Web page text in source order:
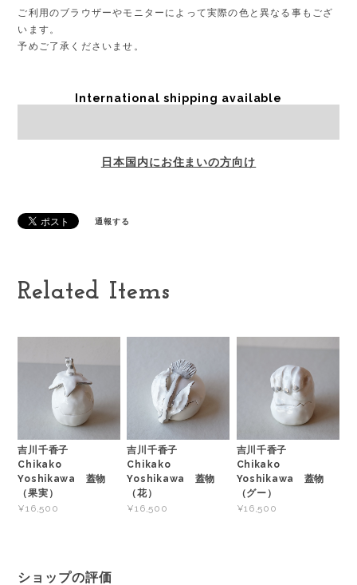
ご利用のブラウザーやモニターによって実際の色と異なる事もござ
います。
予めご了承くださいませ。
International shipping available
日本国内にお住まいの方向け
通報する
Related Items
吉川千香子
Chikako
Yoshikawa 蓋物
（果実）
¥16,500
吉川千香子
Chikako
Yoshikawa 蓋物
（花）
¥16,500
吉川千香子
Chikako
Yoshikawa 蓋物
（グー）
¥16,500
ショップの評価